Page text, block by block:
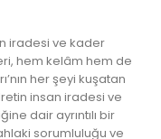
iradesi ve kader
hem kelâm hem de
her şeyi kuşatan
insan iradesi ve
dair ayrıntılı bir
sorumluluğu ve